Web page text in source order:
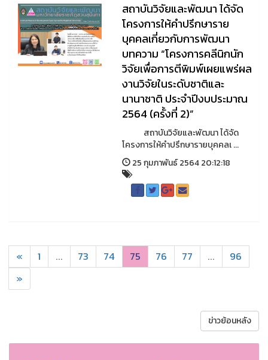
สถาบันวิจัยและพัฒนา ได้จัด
โครงการให้คำปรึกษาราย
บุคคลเกี่ยวกับการพัฒนา
บทความ “โครงการคลีนิกนัก
วิจัยเพื่อการตีพิมพ์เผยแพร่ผล
งานวิจัยในระดับชาติและ
นานาชาติ ประจำปีงบประมาณ
2564 (ครั้งที่ 2)”
สถาบันวิจัยและพัฒนา ได้จัด
โครงการให้คำปรึกษารายบุคคลเ ...
25 กุมภาพันธ์ 2564 20:12:18
« 1 ... 73 74 75 76 77 ...
96
»
ข่าวย้อนหลัง